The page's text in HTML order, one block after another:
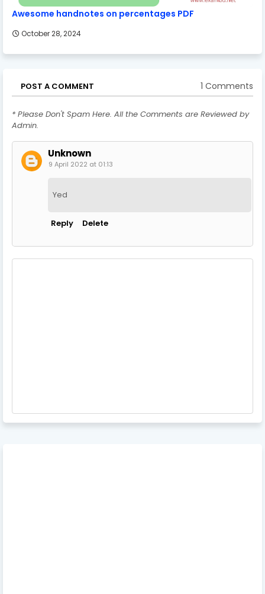
Awesome handnotes on percentages PDF
October 28, 2024
POST A COMMENT 1 Comments
* Please Don't Spam Here. All the Comments are Reviewed by
Admin.
Unknown
9 April 2022 at 01:13
Yed
Reply Delete